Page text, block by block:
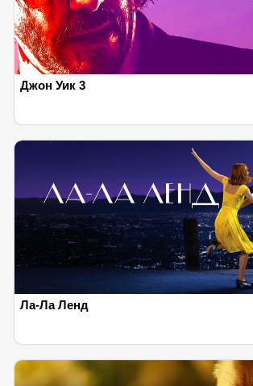
Джон Уик 3
Ла-Ла Ленд